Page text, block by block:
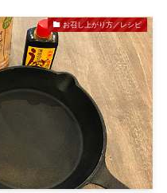
お召し上がり方／レシピ